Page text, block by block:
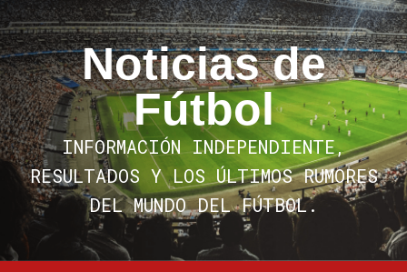
Saltar
al
contenido
Noticias de
Fútbol
INFORMACIÓN INDEPENDIENTE,
RESULTADOS Y LOS ÚLTIMOS RUMORES
DEL MUNDO DEL FÚTBOL.